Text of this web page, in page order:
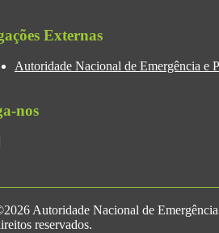
Externas
Autoridade Nacional de Emergência e
nos
Autoridade Nacional de
reservados.